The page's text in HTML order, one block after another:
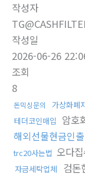
작성자
작성일
2026-06-26
조회
8
돈믹싱문의 가상화폐
테더코인매입
암호
해외선물현금인출
trc20사는법 오다
자금세탁업체 검돈